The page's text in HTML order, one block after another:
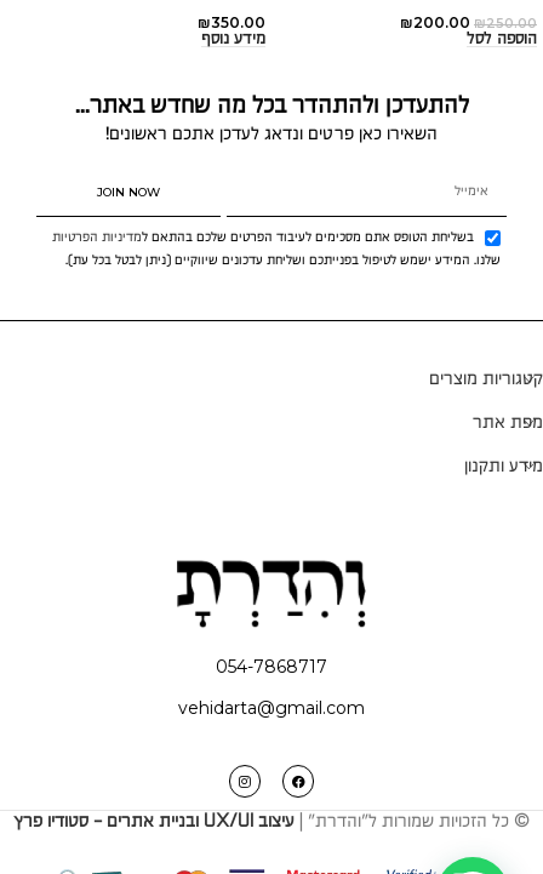
₪250.00
₪200.00
הוספה לסל
₪350.00
מידע נוסף
להתעדכן ולהתהדר בכל מה שחדש באתר...
השאירו כאן פרטים ונדאג לעדכן אתכם ראשונים!
בשליחת הטופס אתם מסכימים לעיבוד הפרטים שלכם בהתאם למדיניות הפרטיות
שלנו. המידע ישמש לטיפול בפנייתכם ושליחת עדכונים שיווקיים (ניתן לבטל בכל עת).
JOIN NOW
קטגוריות מוצרים
מפת אתר
מידע ותקנון
054-7868717
vehidarta@gmail.com
© כל הזכויות שמורות ל"והדרת" | עיצוב UX/UI ובניית אתרים - סטודיו פרץ